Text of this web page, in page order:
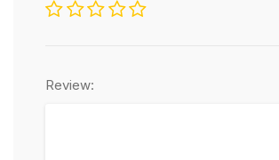
Review: